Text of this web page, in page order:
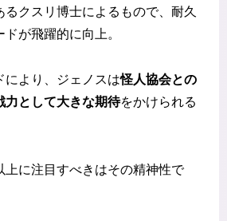
るクスリ博士によるもので、耐久
が飛躍的に向上。
により、ジェノスは怪人協会との
力として大きな期待をかけられる
上に注目すべきはその精神性で